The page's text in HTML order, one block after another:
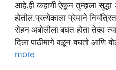
आहे.ही कहाणी ऐकून तुम्हाला
होतील.प्रत्येकाला प्रेमाने
रोहन अबोलीला बघत होता तेव्हा
दिला पाठीमागे वळून बघतो आणि
more